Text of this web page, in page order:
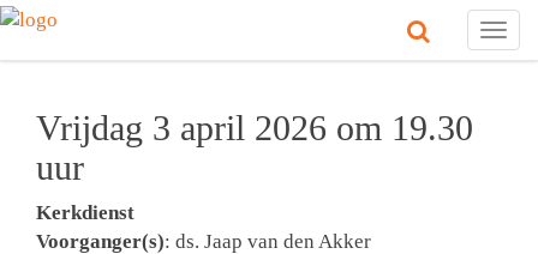
Vrijdag 3 april 2026 om 19.30
uur
Kerkdienst
Voorganger(s): ds. Jaap van den Akker